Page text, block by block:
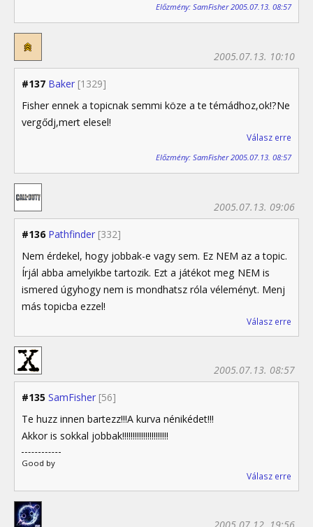
Előzmény: SamFisher 2005.07.13. 08:57
#137 Baker [1329]
2005.07.13. 10:10
Fisher ennek a topicnak semmi köze a te témádhoz,ok!?Ne
vergődj,mert elesel!
Válasz erre
Előzmény: SamFisher 2005.07.13. 08:57
#136 Pathfinder [332]
2005.07.13. 09:06
Nem érdekel, hogy jobbak-e vagy sem. Ez NEM az a topic.
Írjál abba amelyikbe tartozik. Ezt a játékot meg NEM is
ismered úgyhogy nem is mondhatsz róla véleményt. Menj
más topicba ezzel!
Válasz erre
#135 SamFisher [56]
2005.07.13. 08:57
Te huzz innen bartezz!!!A kurva nénikédet!!!
Akkor is sokkal jobbak!!!!!!!!!!!!!!!!!!!!!!
Good by
Válasz erre